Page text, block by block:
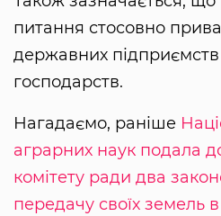
питання стосовно
державних підприємств
господарств.
Нагадаємо, раніше
аграрних наук подала
комітету ради два
передачу своїх земель